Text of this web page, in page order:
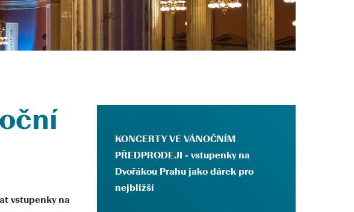
KONCERTY VE VÁNOČNÍM
PŘEDPRODEJI - vstupenky na
Dvořákou Prahu jako dárek pro
nejbližší
vstupenky na